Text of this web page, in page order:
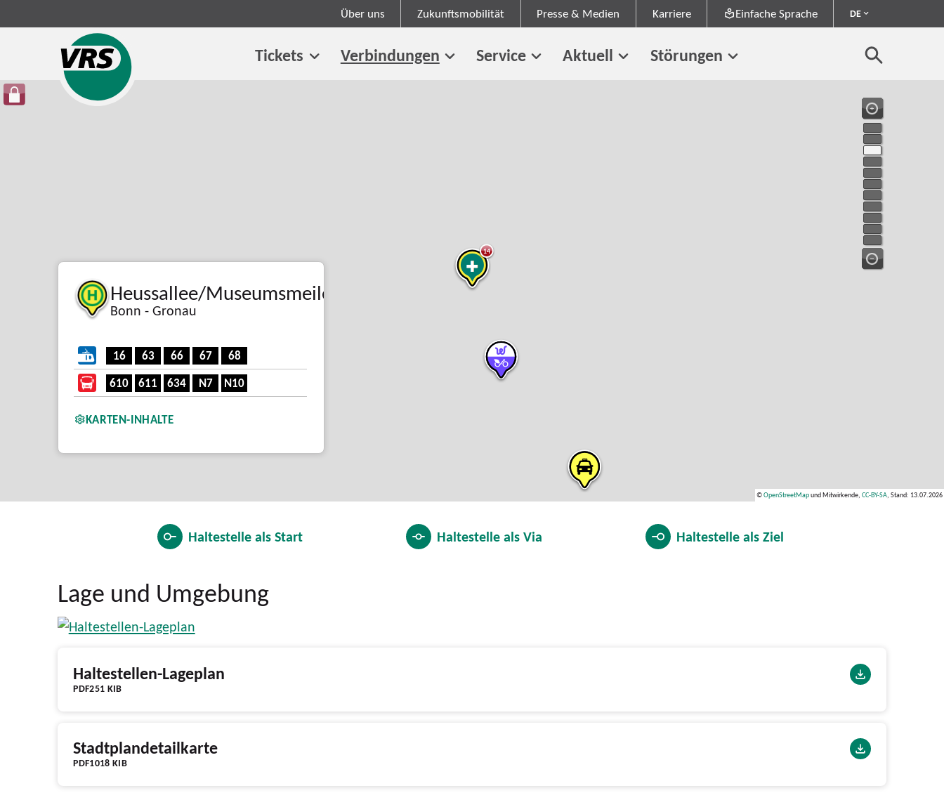
Über uns Zukunftsmobilität Presse & Medien Karriere Einfache Sprache DE
Tickets Verbindungen Service Aktuell Störungen
Heussallee/Museumsmeile
Bonn - Gronau
16 63 66 67
68
610
611 634 N7 N10
KARTEN-INHALTE
14
©OpenStreetMapund Mitwirkende, CC-BY-SA, Stand: 13.07.2026
Haltestelle alsStart Haltestelle alsVia Haltestelle alsZiel
Lage und Umgebung
PDF251 KIB
Haltestellen-Lageplan
PDF1018 KIB
Stadtplandetailkarte